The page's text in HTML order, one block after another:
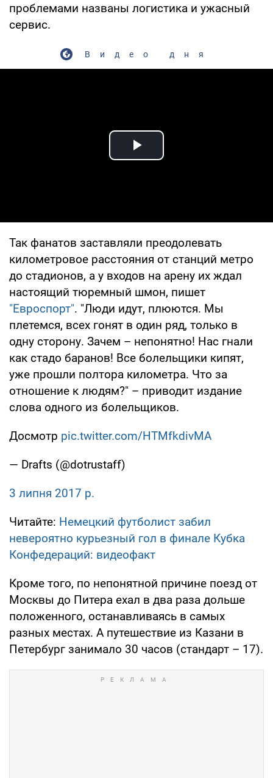
проблемами названы логистика и ужасный
сервис.
Видео дня
Play Video
Так фанатов заставляли преодолевать
километровое расстояния от станций метро
до стадионов, а у входов на арену их ждал
настоящий тюремный шмон, пишет
"Евроспорт". "Люди идут, плюются. Мы
плетемся, всех гонят в один ряд, только в
одну сторону. Зачем – непонятно! Нас гнали
как стадо баранов! Все болельщики кипят,
уже прошли полтора километра. Что за
отношение к людям?" – приводит издание
слова одного из болельщиков.
Досмотр pic.twitter.com/HTMfkdivMA
— Drafts (@dotrustaff)
3 липня 2017 р.
Читайте: Немецкий футболист забил
невероятно курьезный гол в финале Кубка
Конфедераций: видеофакт
Кроме того, по непонятной причине поезд от
Москвы до Питера ехал в два раза дольше
положенного, останавливаясь в самых
разных местах. А путешествие из Казани в
Петербург занимало 30 часов (стандарт – 17).